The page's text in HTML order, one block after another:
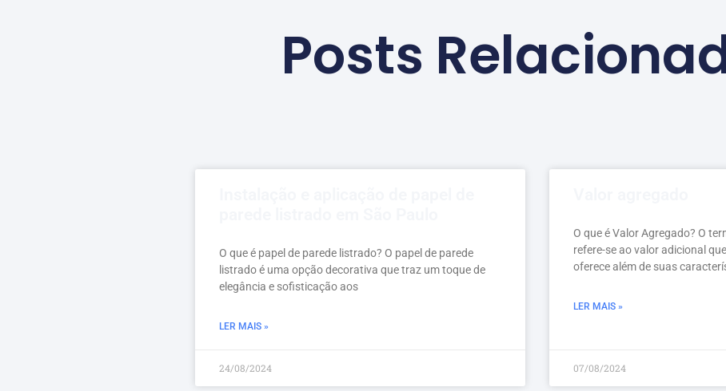
Posts
O que é papel de parede listrado? O papel de parede
listrado é uma opção decorativa que traz um toque de
elegância e sofisticação aos
LER MAIS »
24/08/2024
O que é Valor Agregado? O
refere-se ao valor adicional
oferece além de suas
LER MAIS »
07/08/2024